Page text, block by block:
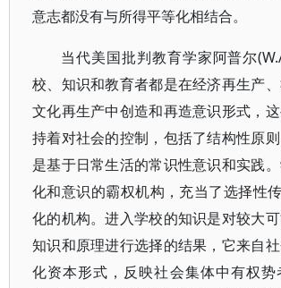
意志都没有与所得平等化相结合。
当代美国批判教育学家阿普尔
校、知识和教育者都是在经济再生产
文化再生产中创造和再造意识形式，
持着对社会的控制，包括了结构性原
是基于日常生活的常识性意识和实践
化和意识的霸权机构，充当了选择性
化的机构。进入学校的知识是对较大
知识和原理进行选择的结果，它来自
化资本形式，反映社会集体中有权势